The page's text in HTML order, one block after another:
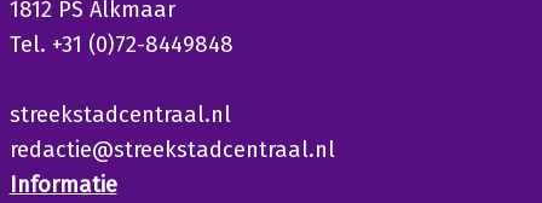
1812 PS Alkmaar
Tel. +31 (0)72-8449848
streekstadcentraal.nl
redactie@streekstadcentraal.nl
Informatie